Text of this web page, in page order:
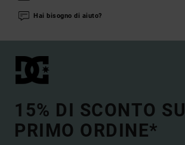
Hai bisogno di aiuto?
15% DI SCONTO
PRIMO ORDINE*